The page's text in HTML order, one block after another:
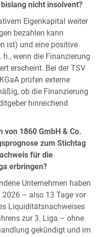
nicht insolvent?
Eigenkapital weiter
bezahlen kann
ist) und eine positive
wenn die Finanzierung
erscheint. Bei der TSV
prüfen externe
ob die Finanzierung
hinreichend
von 1860 GmbH & Co.
zum Stichtag
für die
erbringen?
Unternehmen haben
2026 – also 13 Tage vor
Liquiditätsnachweises
zur 3. Liga – ohne
gekündigt und im